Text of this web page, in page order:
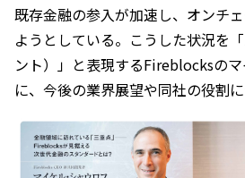
既存金融の参入が加速し、オンチ
ようとしている。こうした状況を
ント）」と表現するFireblocksの
に、今後の業界展望や同社の役割